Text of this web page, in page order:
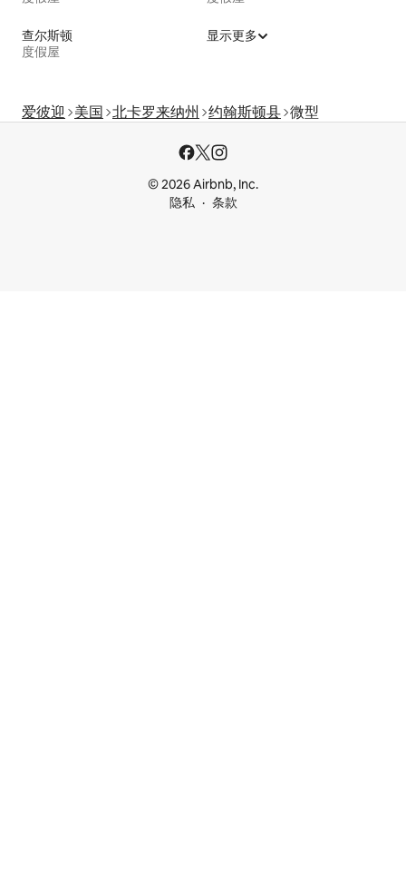
查尔斯顿
度假屋
显示更多
爱彼迎 美国 北卡罗来纳州 约翰斯顿县 微型
© 2026 Airbnb, Inc.
隐私
条款